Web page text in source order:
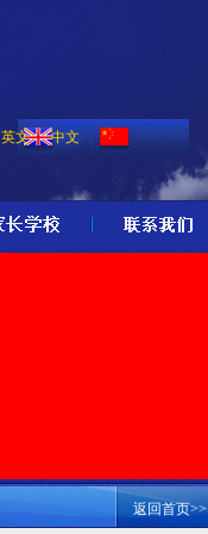
英文 中文
返回首页>>